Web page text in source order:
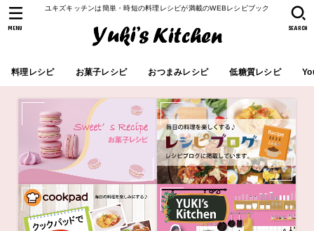
ユキズキッチンは簡単・時短の料理レシピが満載のWEBレシピブック
料理レシピ お菓子レシピ おつまみレシピ 低糖質レシピ
SEARCH
MENU